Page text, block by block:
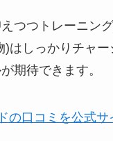
つつトレーニン
)はしっかりチャ
期待できます。
の口コミを公式サ